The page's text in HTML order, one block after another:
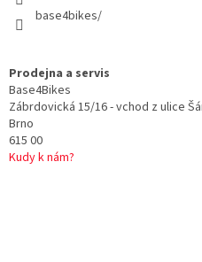
base4bikes/
Prodejna a servis
Base4Bikes
Zábrdovická 15/16 - vchod z ulice
Brno
615 00
Kudy k nám?